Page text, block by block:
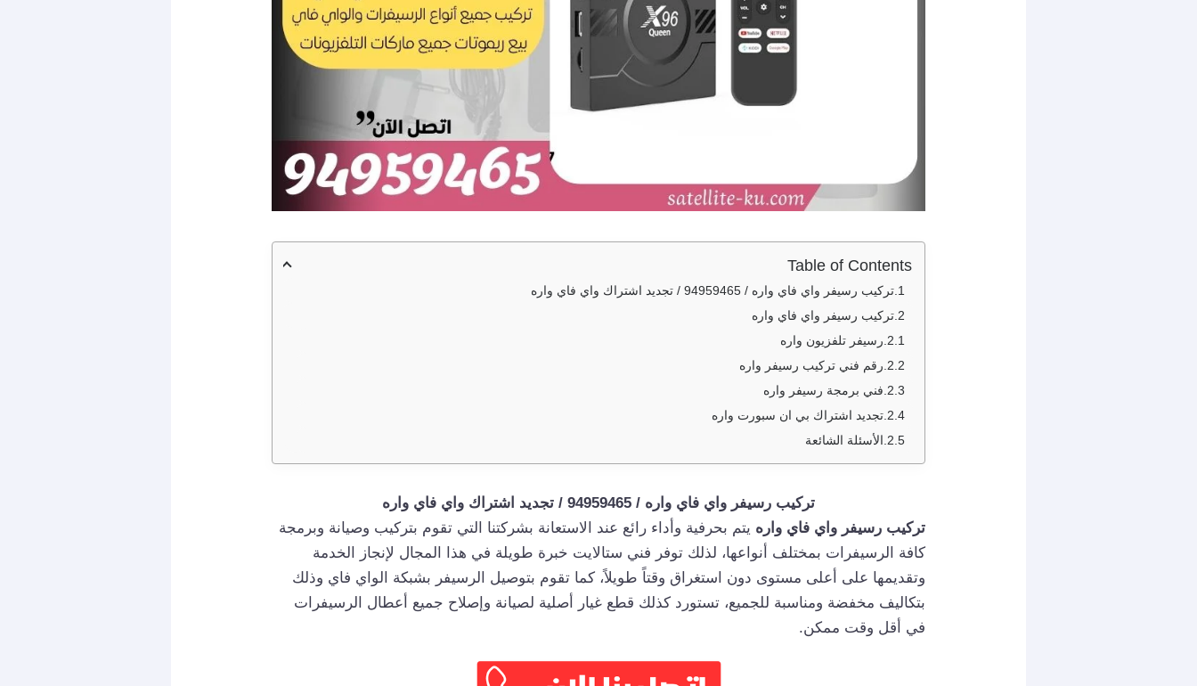
Table of Contents
تركيب رسيفر واي فاي واره / 94959465 / تجديد اشتراك واي فاي واره
تركيب رسيفر واي فاي واره
رسيفر تلفزيون واره
رقم فني تركيب رسيفر واره
فني برمجة رسيفر واره
تجديد اشتراك بي ان سبورت واره
الأسئلة الشائعة
تركيب رسيفر واي فاي واره / 94959465 / تجديد اشتراك واي فاي واره
تركيب رسيفر واي فاي واره يتم بحرفية وأداء رائع عند الاستعانة بشركتنا التي تقوم بتركيب وصيانة وبرمجة
كافة الرسيفرات بمختلف أنواعها، لذلك توفر فني ستالايت خبرة طويلة في هذا المجال لإنجاز الخدمة
وتقديمها على أعلى مستوى دون استغراق وقتاً طويلاً، كما تقوم بتوصيل الرسيفر بشبكة الواي فاي وذلك
بتكاليف مخفضة ومناسبة للجميع، تستورد كذلك قطع غيار أصلية لصيانة وإصلاح جميع أعطال الرسيفرات
في أقل وقت ممكن.